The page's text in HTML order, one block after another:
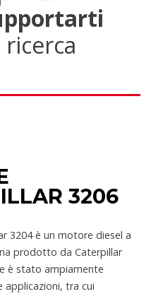
3206
3204 è un motore diesel a
prodotto da Caterpillar
è stato ampiamente
applicazioni, tra cui